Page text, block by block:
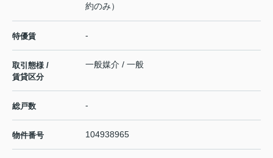
約のみ）
特優賃 -
取引態様 /
賃貸区分
一般媒介 / 一般
総戸数 -
物件番号 104938965